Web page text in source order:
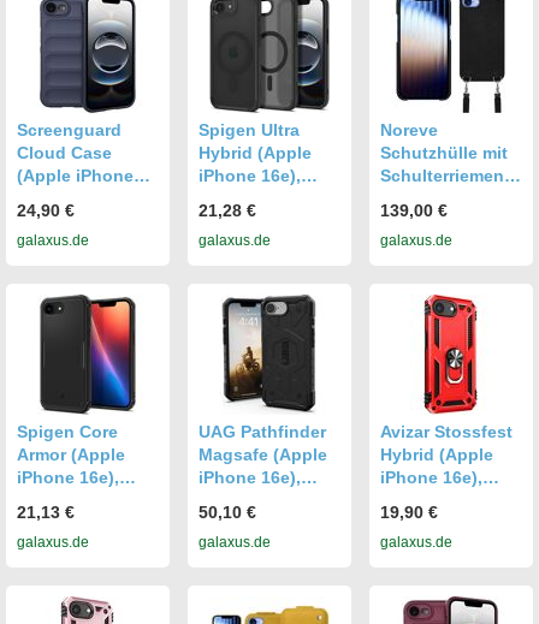
Screenguard
Cloud Case
(Apple iPhone
Smartphone
Hülle, Blau
24,90 €
galaxus.de
Spigen Ultra
Hybrid (Apple
iPhone 16e),
Hülle, Schwarz
21,28 €
galaxus.de
Noreve
Schutzhülle mit
Schulterriemen
16E (Apple
iPhone 16e),
Hülle, Schwarz
139,00 €
galaxus.de
Spigen Core
Armor (Apple
iPhone 16e),
Hülle, Schwarz
21,13 €
galaxus.de
UAG Pathfinder
Magsafe (Apple
iPhone 16e),
Hülle, Schwarz
50,10 €
galaxus.de
Avizar Stossfest
Hybrid (Apple
iPhone 16e),
Hülle, Rot
19,90 €
galaxus.de